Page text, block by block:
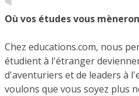
Où vos études vous
Chez educations.com, nous
étudient à l'étranger
d'aventuriers et de leaders à
voulons que vous soyez plus